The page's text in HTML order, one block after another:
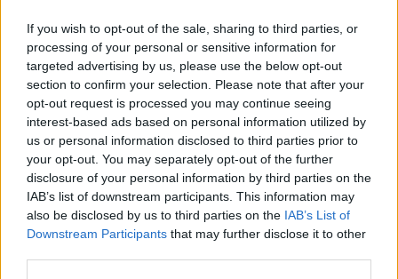
If you wish to opt-out of the sale, sharing to third parties, or
processing of your personal or sensitive information for
targeted advertising by us, please use the below opt-out
section to confirm your selection. Please note that after your
opt-out request is processed you may continue seeing
interest-based ads based on personal information utilized by
us or personal information disclosed to third parties prior to
your opt-out. You may separately opt-out of the further
disclosure of your personal information by third parties on the
IAB’s list of downstream participants. This information may
also be disclosed by us to third parties on the IAB’s List of
Downstream Participants that may further disclose it to other
kërkesat e LDK-së: Asnjë
marrëveshje nuk mund të
zhbëjë vullnetin qytetar
kontroll pas ndërhyrjes në
terrene të vështira
Koncerti i Kanye West
shkakton përplasje me
Dita e tetë e protestës në
Divjakë, banorët